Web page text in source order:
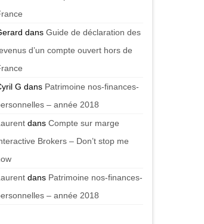
dans Guide de déclaration des
d’un compte ouvert hors de
G dans Patrimoine nos-finances-
– année 2018
dans Compte sur marge
Brokers – Don’t stop me
dans Patrimoine nos-finances-
– année 2018